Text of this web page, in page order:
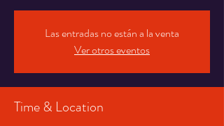
Las entradas no están a la venta
Ver otros eventos
Time & Location